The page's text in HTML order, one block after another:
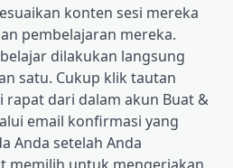
konten sesi mereka
pembelajaran mereka.
dilakukan langsung
satu. Cukup klik tautan
dari dalam akun Buat &
email konfirmasi yang
Anda setelah Anda